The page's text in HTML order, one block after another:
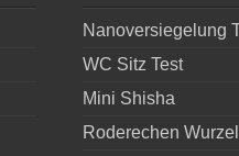
Nanoversiegelung
WC Sitz Test
Mini Shisha
Roderechen